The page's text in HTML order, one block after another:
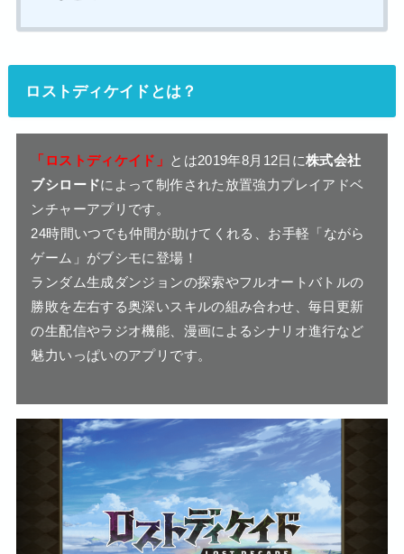
ロストディケイドとは？
「ロストディケイド」 とは2019年8月12日に株式会社
ブシロードによって制作された放置強力プレイアドベ
ンチャーアプリです。
24時間いつでも仲間が助けてくれる、お手軽「ながら
ゲーム」がブシモに登場！
ランダム生成ダンジョンの探索やフルオートバトルの
勝敗を左右する奥深いスキルの組み合わせ、毎日更新
の生配信やラジオ機能、漫画によるシナリオ進行など
魅力いっぱいのアプリです。